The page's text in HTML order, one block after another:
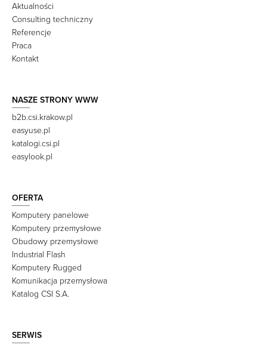
Aktualności
Consulting techniczny
Referencje
Praca
Kontakt
NASZE STRONY WWW
b2b.csi.krakow.pl
easyuse.pl
katalogi.csi.pl
easylook.pl
OFERTA
Komputery panelowe
Komputery przemysłowe
Obudowy przemysłowe
Industrial Flash
Komputery Rugged
Komunikacja przemysłowa
Katalog CSI S.A.
SERWIS